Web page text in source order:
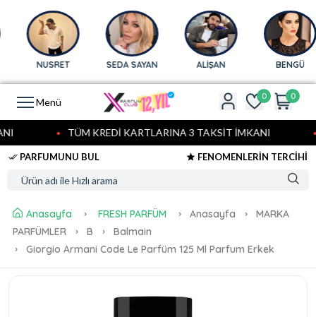
NUSRET SEDA SAYAN ALİŞAN BENGÜ
Menü 0 0
TÜM KREDİ KARTLARINA 3 TAKSİT İMKANI
PARFUMUNU BUL FENOMENLERİN TERCİHİ
Anasayfa FRESH PARFÜM Anasayfa
MARKA
PARFÜMLER
B
Balmain
Giorgio Armani Code Le Parfüm 125 Ml Parfum Erkek